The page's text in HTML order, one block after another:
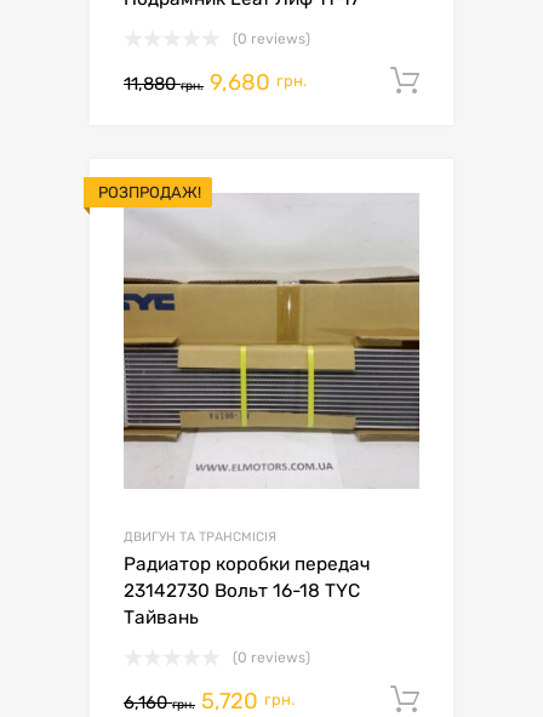
(0 reviews)
11,880грн. 9,680 грн.
РОЗПРОДАЖ!
ДВИГУН ТА ТРАНСМІСІЯ
Радиатор коробки передач
23142730 Вольт 16-18 TYC
Тайвань
(0 reviews)
6,160грн. 5,720 грн.